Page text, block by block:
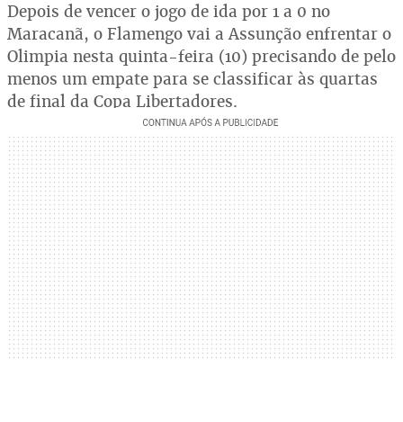
Depois de vencer o jogo de ida por 1 a 0 no
Maracanã, o Flamengo vai a Assunção enfrentar o
Olimpia nesta quinta-feira (10) precisando de pelo
menos um empate para se classificar às quartas
de final da Copa Libertadores.